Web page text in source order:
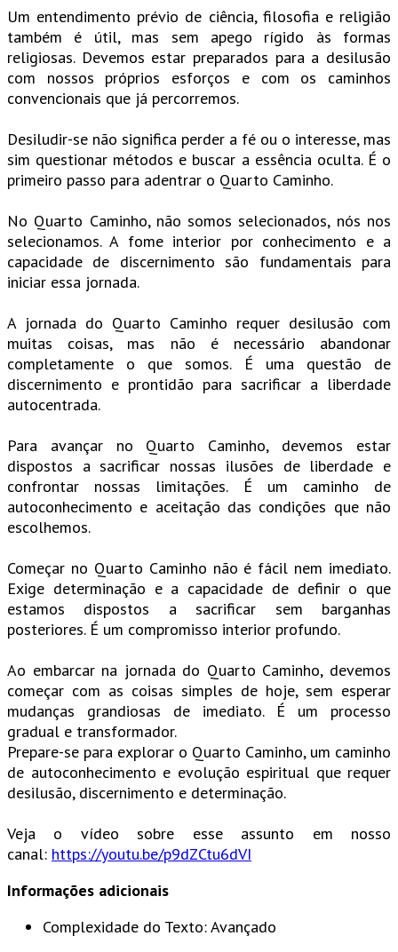
Um entendimento prévio de ciência, filosofia e religião
também é útil, mas sem apego rígido às formas
religiosas. Devemos estar preparados para a desilusão
com nossos próprios esforços e com os caminhos
convencionais que já percorremos.
Desiludir-se não significa perder a fé ou o interesse, mas
sim questionar métodos e buscar a essência oculta. É o
primeiro passo para adentrar o Quarto Caminho.
No Quarto Caminho, não somos selecionados, nós nos
selecionamos. A fome interior por conhecimento e a
capacidade de discernimento são fundamentais para
iniciar essa jornada.
A jornada do Quarto Caminho requer desilusão com
muitas coisas, mas não é necessário abandonar
completamente o que somos. É uma questão de
discernimento e prontidão para sacrificar a liberdade
autocentrada.
Para avançar no Quarto Caminho, devemos estar
dispostos a sacrificar nossas ilusões de liberdade e
confrontar nossas limitações. É um caminho de
autoconhecimento e aceitação das condições que não
escolhemos.
Começar no Quarto Caminho não é fácil nem imediato.
Exige determinação e a capacidade de definir o que
estamos dispostos a sacrificar sem barganhas
posteriores. É um compromisso interior profundo.
Ao embarcar na jornada do Quarto Caminho, devemos
começar com as coisas simples de hoje, sem esperar
mudanças grandiosas de imediato. É um processo
gradual e transformador.
Prepare-se para explorar o Quarto Caminho, um caminho
de autoconhecimento e evolução espiritual que requer
desilusão, discernimento e determinação.
Veja o vídeo sobre esse assunto em nosso
canal: https://youtu.be/p9dZCtu6dVI
Informações adicionais
Complexidade do Texto:Avançado